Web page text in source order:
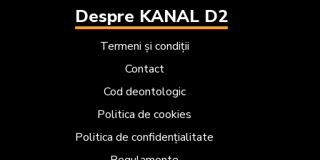
Despre KANAL D2
Termeni și condiții
Contact
Cod deontologic
Politica de cookies
Politica de confidențialitate